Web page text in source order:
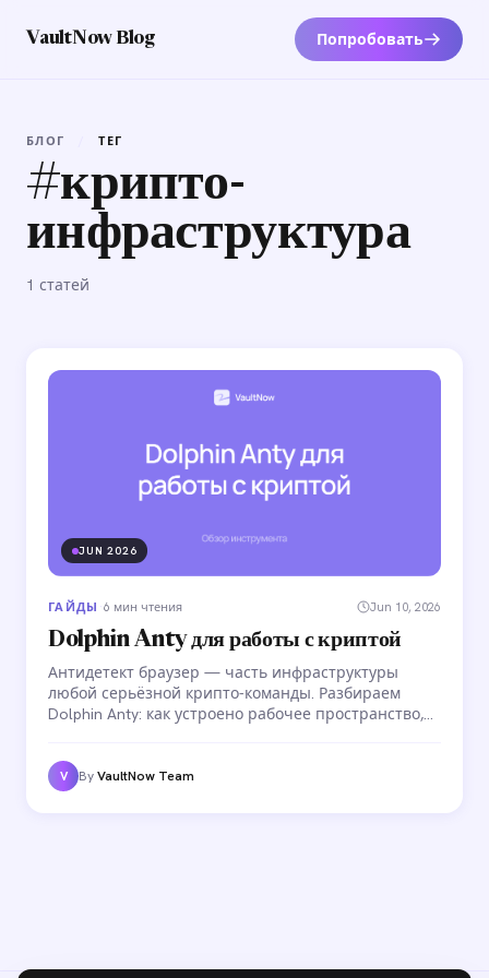
VaultNow Blog Попробовать
БЛОГ ТЕГ
#крипто-
инфраструктура
1 статей
JUN 2026
ГАЙДЫ ·6 мин чтения Jun 10, 2026
Dolphin Anty для работы с криптой
Антидетект браузер — часть инфраструктуры
любой серьёзной крипто-команды. Разбираем
Dolphin Anty: как устроено рабочее пространство,
операции с аккаунтами.
V ByVaultNow Team